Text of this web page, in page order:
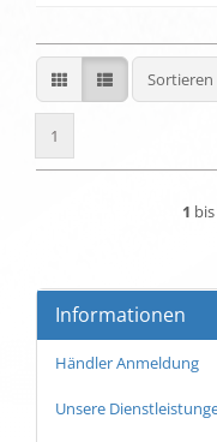
Sortieren
Sortieren
1
1 bis
Informationen
Händler Anmeldung
Unsere